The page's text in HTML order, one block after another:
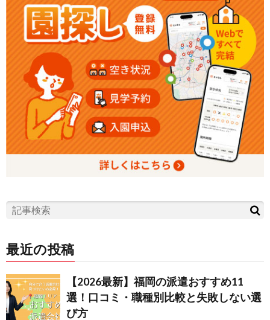
最近の投稿
【2026最新】福岡の派遣おすすめ11
選！口コミ・職種別比較と失敗しない選
び方